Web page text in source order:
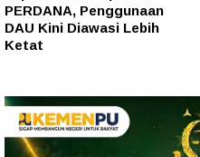
PERDANA, Penggunaan
DAU Kini Diawasi Lebih
Ketat